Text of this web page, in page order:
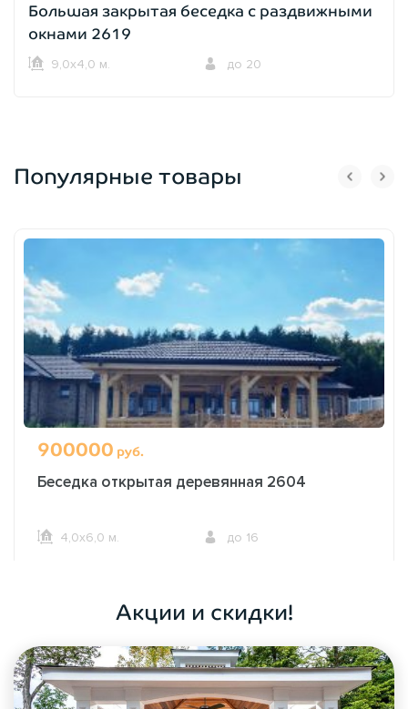
Большая закрытая беседка с раздвижными
окнами 2619
9,0х4,0 м. до 20
Популярные товары
900000 руб.
Беседка открытая деревянная 2604
4,0х6,0 м. до 16
Акции и скидки!